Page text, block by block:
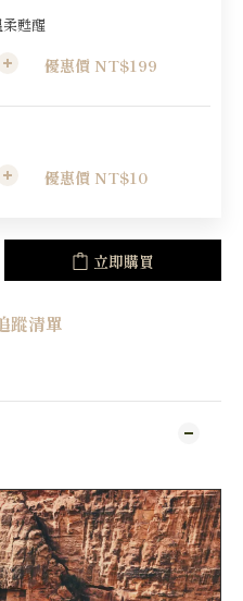
甦醒
優惠價 NT$199
優惠價 NT$10
立即購買
蹤清單